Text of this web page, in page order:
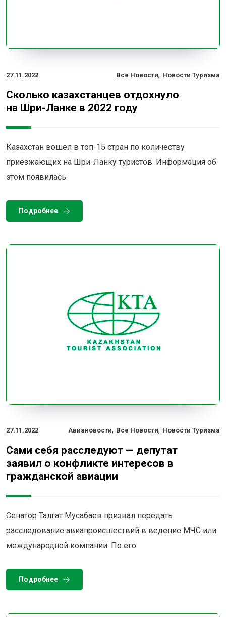
27.11.2022 Все Новости, Новости Туризма
Сколько казахстанцев отдохнуло
на Шри-Ланке в 2022 году
Казахстан вошел в топ-15 стран по количеству
приезжающих на Шри-Ланку туристов. Информация об
этом появилась
Подробнее
27.11.2022 Авиановости, Все Новости, Новости Туризма
Сами себя расследуют — депутат
заявил о конфликте интересов в
гражданской авиации
Сенатор Талгат Мусабаев призвал передать
расследование авиапроисшествий в ведение МЧС или
международной компании. По его
Подробнее